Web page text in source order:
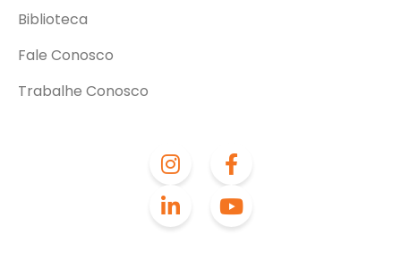
Biblioteca
Fale Conosco
Trabalhe Conosco